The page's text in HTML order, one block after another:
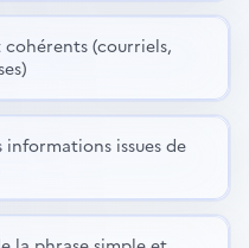
cohérents (courriels,
issues de